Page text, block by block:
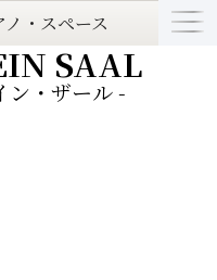
・スペース
SAAL
ン・ザール -